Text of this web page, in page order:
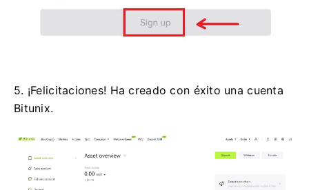
5. ¡Felicitaciones! Ha creado con éxito una cuenta
Bitunix.